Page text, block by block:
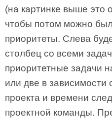
(на картинке выше это
чтобы потом можно
приоритеты. Слева
столбец со всеми
приоритетные задачи
или две в зависимости
проекта и времени
проектной команды.